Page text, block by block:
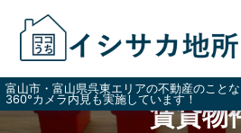
富山市・富山県呉東エリアの不動産のこと
360°カメラ内見も実施しています！
賃貸物